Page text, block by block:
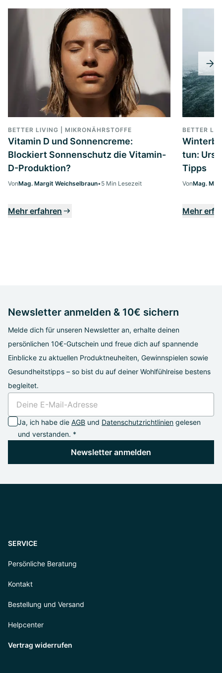
BETTER LIVING | MIKRONÄHRSTOFFE
Vitamin D und Sonnencreme:
Blockiert Sonnenschutz die Vitamin-
D-Produktion?
VonMag. Margit Weichselbraun•5 Min Lesezeit
Mehr erfahren
BETTER
tun:
Tipps
VonMag.
Mehr
Newsletter anmelden & 10€ sichern
Melde dich für unseren Newsletter an, erhalte deinen
persönlichen 10€-Gutschein und freue dich auf spannende
Einblicke zu aktuellen Produktneuheiten, Gewinnspielen sowie
Gesundheitstipps – so bist du auf deiner Wohlfühlreise bestens
begleitet.
Ja, ich habe die AGB und Datenschutzrichtlinien gelesen
und verstanden. *
Newsletter anmelden
SERVICE
Persönliche Beratung
Kontakt
Bestellung und Versand
Helpcenter
Vertrag widerrufen